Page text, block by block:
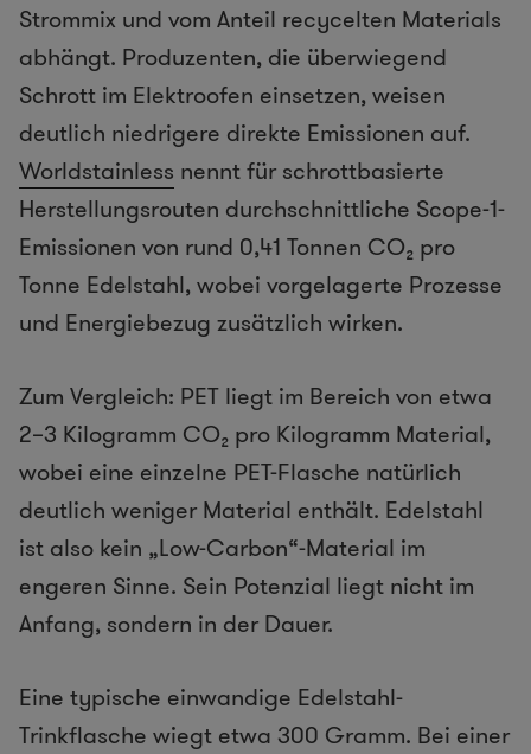
Strommix und vom Anteil recycelten Materials
abhängt. Produzenten, die überwiegend
Schrott im Elektroofen einsetzen, weisen
deutlich niedrigere direkte Emissionen auf.
Worldstainless nennt für schrottbasierte
Herstellungsrouten durchschnittliche Scope-1-
Emissionen von rund 0,41 Tonnen CO₂ pro
Tonne Edelstahl, wobei vorgelagerte Prozesse
und Energiebezug zusätzlich wirken.
Zum Vergleich: PET liegt im Bereich von etwa
2–3 Kilogramm CO₂ pro Kilogramm Material,
wobei eine einzelne PET-Flasche natürlich
deutlich weniger Material enthält. Edelstahl
ist also kein „Low-Carbon“-Material im
engeren Sinne. Sein Potenzial liegt nicht im
Anfang, sondern in der Dauer.
Eine typische einwandige Edelstahl-
Trinkflasche wiegt etwa 300 Gramm. Bei einer